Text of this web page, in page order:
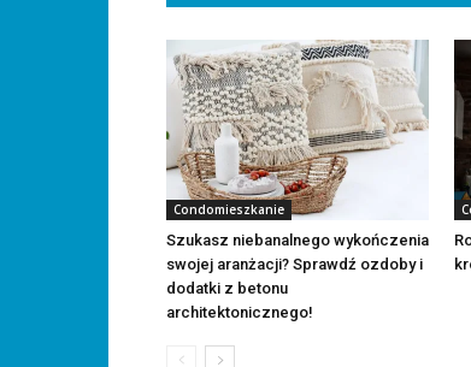
Condomieszkanie
Szukasz niebanalnego wykończenia
swojej aranżacji? Sprawdź ozdoby i
dodatki z betonu
architektonicznego!